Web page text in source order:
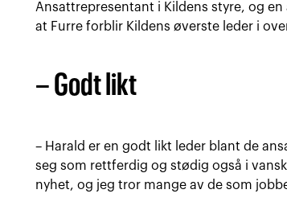
Ansattrepresentant i Kildens styre, og
at Furre forblir Kildens øverste leder i
– Godt likt
– Harald er en godt likt leder blant de
seg som rettferdig og stødig også i
nyhet, og jeg tror mange av de som